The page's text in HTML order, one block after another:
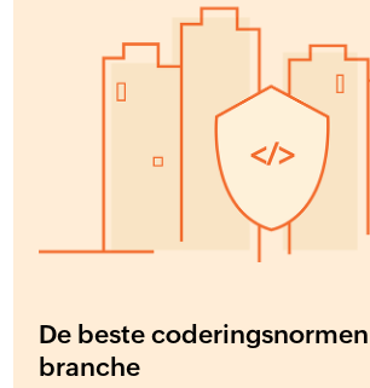
De beste
branche